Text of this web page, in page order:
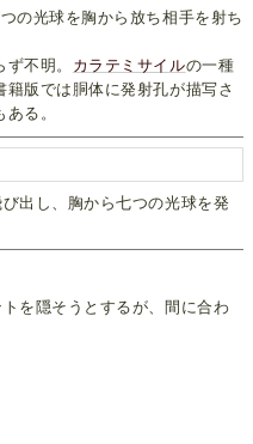
の光球を胸から放ち相手を射ち
不明。 カラテミサイルの一種
籍版では胴体に発射孔が描写さ
る。
出し、胸から七つの光球を発
を隠そうとするが、間に合わ